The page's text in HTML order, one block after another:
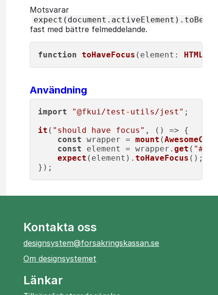
Motsvarar
fast med bättre felmeddelande.
function toHaveFocus ( element :
Användning
import "@fkui/test-utils/jest" ;
it ( "should have focus" , () => {
const wrapper = mount (
const element = wrapper. get (
expect (element). toHaveFocus ();
Kontakta oss
designsystem@forsakringskassan.se
Om designsystemet
Länkar